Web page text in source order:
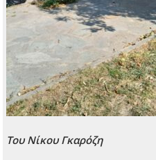
Του Νίκου Γκαρόζη